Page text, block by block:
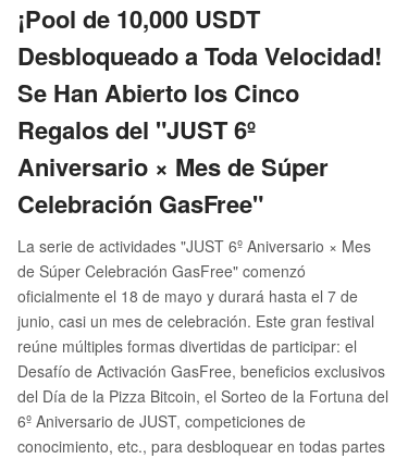
¡Pool de 10,000 USDT
Desbloqueado a Toda Velocidad!
Se Han Abierto los Cinco
Regalos del "JUST 6º
Aniversario × Mes de Súper
Celebración GasFree"
La serie de actividades "JUST 6º Aniversario × Mes
de Súper Celebración GasFree" comenzó
oficialmente el 18 de mayo y durará hasta el 7 de
junio, casi un mes de celebración. Este gran festival
reúne múltiples formas divertidas de participar: el
Desafío de Activación GasFree, beneficios exclusivos
del Día de la Pizza Bitcoin, el Sorteo de la Fortuna del
6º Aniversario de JUST, competiciones de
conocimiento, etc., para desbloquear en todas partes